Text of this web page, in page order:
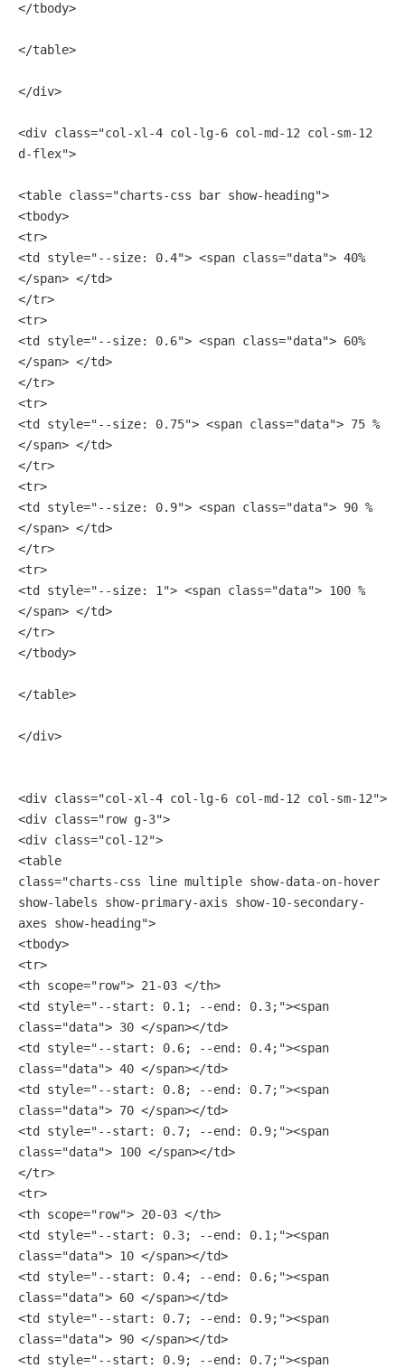
</tbody>
</table>
</div>
<div class="col-xl-4 col-lg-6 col-md-12 col-sm-12
d-flex">
<table class="charts-css bar show-heading">
<tbody>
<tr>
<td style="--size: 0.4"> <span class="data"> 40%
</span> </td>
</tr>
<tr>
<td style="--size: 0.6"> <span class="data"> 60%
</span> </td>
</tr>
<tr>
<td style="--size: 0.75"> <span class="data"> 75 %
</span> </td>
</tr>
<tr>
<td style="--size: 0.9"> <span class="data"> 90 %
</span> </td>
</tr>
<tr>
<td style="--size: 1"> <span class="data"> 100 %
</span> </td>
</tr>
</tbody>
</table>
</div>
<div class="col-xl-4 col-lg-6 col-md-12 col-sm-12">
<div class="row g-3">
<div class="col-12">
<table
class="charts-css line multiple show-data-on-hover
show-labels show-primary-axis show-10-secondary-
axes show-heading">
<tbody>
<tr>
<th scope="row"> 21-03 </th>
<td style="--start: 0.1; --end: 0.3;"><span
class="data"> 30 </span></td>
<td style="--start: 0.6; --end: 0.4;"><span
class="data"> 40 </span></td>
<td style="--start: 0.8; --end: 0.7;"><span
class="data"> 70 </span></td>
<td style="--start: 0.7; --end: 0.9;"><span
class="data"> 100 </span></td>
</tr>
<tr>
<th scope="row"> 20-03 </th>
<td style="--start: 0.3; --end: 0.1;"><span
class="data"> 10 </span></td>
<td style="--start: 0.4; --end: 0.6;"><span
class="data"> 60 </span></td>
<td style="--start: 0.7; --end: 0.9;"><span
class="data"> 90 </span></td>
<td style="--start: 0.9; --end: 0.7;"><span